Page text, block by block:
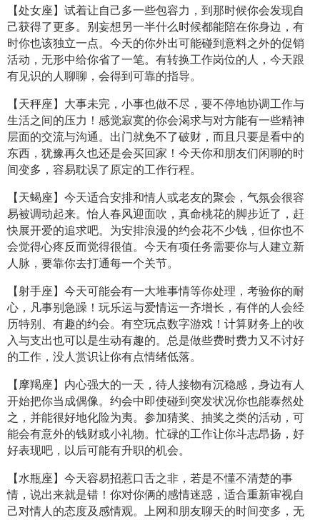
【处女座】试着让自己多一些包容力，到那时候你会发现自
己获得了更多。别妄想另一半什么时候都能陪在你身边，有
时你也该独立一点。今天的你外出可能碰到意料之外的促销
活动，无形中给你省了一笔。有转换工作岗位的人，今天跟
有见识的人聊聊，会得到可靠的指导。
【天秤座】大事未完，小事也做不尽，要不停地协调工作与
生活之间的压力！感觉寂寞的你会渴求与对方能有一些精神
层面的交流与沟通。出门就免不了破财，而且只要是看中的
东西，犹豫再久也还是会买回家！今天你和朋友们闲聊的时
间变多，容易耽误了原定的工作行程。
【天蝎座】今天适合安排和情人或老友的聚会，气氛会很容
易被调动起来。怡人春风迎面吹，真命桃花的脚步近了，赶
快展开爱的追求吧。为安排浪漫的约会花不少钱，但你也不
会觉得心疼反而觉得很值。今天有项任务需要你与人建立新
人脉，要靠你去打通每一个关节。
【射手座】今天可能会有一大堆事情等你处理，考验你的耐
心，凡事别急躁！玩乐运与爱情运一齐增长，有伴的人会经
历特别、有趣的约会。有空玩点数字游戏！计算财务上的收
入与支出也可以是生动有趣的。总是做些费时费力又不讨好
的工作，没人赏识让你有点情绪低落。
【摩羯座】内心强大的一天，待人接物有沉稳感，身边有人
开始把你当成偶像。约会中即使碰到突发状况你也能泰然处
之，并能很好地化险为夷。参加猜奖、抽奖之类的活动，可
能会有意外的钱财或小礼物。忙碌的工作让你斗志昂扬，好
好表现吧，以后可能有升职的机会。
【水瓶座】今天容易招惹口舌之非，若是不懂不清楚的事
情，说出来就是错！你对你俩的感情迷惑，适合重新审视自
己对情人的态度及感情观。上网和朋友聊天的时间变多，无